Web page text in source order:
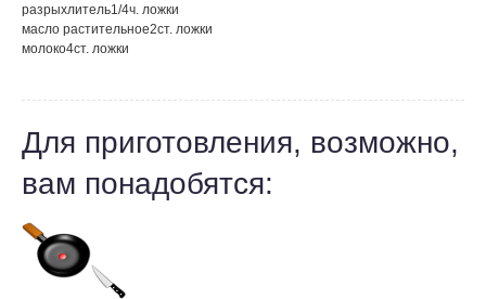
разрыхлитель1/4ч. ложки
масло растительное2ст. ложки
молоко4ст. ложки
Для приготовления, возможно,
вам понадобятся: